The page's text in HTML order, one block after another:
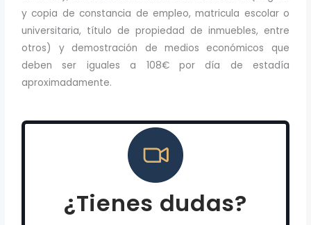
y copia de constancia de empleo, matricula escolar o
universitaria, título de propiedad de inmuebles, entre
otros) y demostración de medios económicos que
deben ser iguales a 108€ por día de estadía
aproximadamente.
¿Tienes dudas?